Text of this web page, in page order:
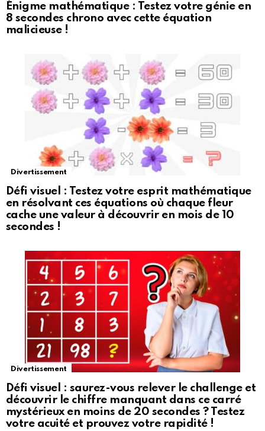
Énigme mathématique : Testez votre génie en
8 secondes chrono avec cette équation
malicieuse !
Divertissement
Défi visuel : Testez votre esprit mathématique
en résolvant ces équations où chaque fleur
cache une valeur à découvrir en mois de 10
secondes !
Divertissement
Défi visuel : saurez-vous relever le challenge et
découvrir le chiffre manquant dans ce carré
mystérieux en moins de 20 secondes ? Testez
votre acuité et prouvez votre rapidité !